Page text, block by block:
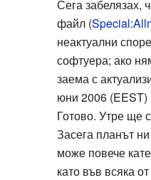
Сега забелязах,
файл (
неактуални
софтуера; ако
заема с
юни 2006 (EEST)
Готово. Утре ще
Засега планът
може повече
като във всяка